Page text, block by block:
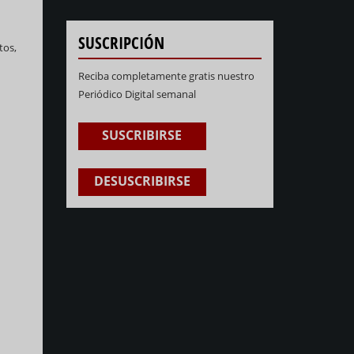
SUSCRIPCIÓN
Reciba completamente gratis nuestro
Periódico Digital semanal
SUSCRIBIRSE
DESUSCRIBIRSE